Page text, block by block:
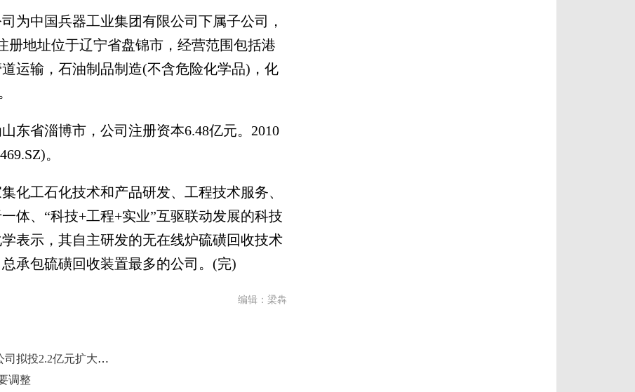
中国兵器工业集团有限公司下属子公司，
册地址位于辽宁省盘锦市，经营范围包括港
运输，石油制品制造(不含危险化学品)，化
省淄博市，公司注册资本6.48亿元。2010
。
工石化技术和产品研发、工程技术服务、
体、“科技+工程+实业”互驱联动发展的科技
表示，其自主研发的无在线炉硫磺回收技术
承包硫磺回收装置最多的公司。(完)
编辑：梁犇
业绩增长后加码布局 恒誉环保子公司拟投2.2亿元扩大产能
调整